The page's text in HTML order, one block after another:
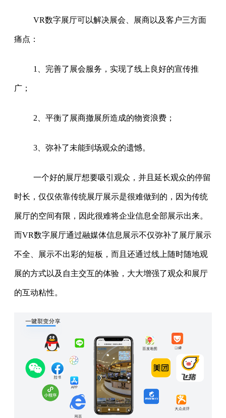
VR数字展厅可以解决展会、展商以及客户三方面
痛点：
1、完善了展会服务，实现了线上良好的宣传推
广；
2、平衡了展商撤展所造成的物资浪费；
3、弥补了未能到场观众的遗憾。
一个好的展厅想要吸引观众，并且延长观众的停留
时长，仅仅依靠传统展厅展示是很难做到的，因为传统
展厅的空间有限，因此很难将企业信息全部展示出来。
而VR数字展厅通过融媒体信息展示不仅弥补了展厅展示
不全、展示不出彩的短板，而且还通过线上随时随地观
展的方式以及自主交互的体验，大大增强了观众和展厅
的互动粘性。